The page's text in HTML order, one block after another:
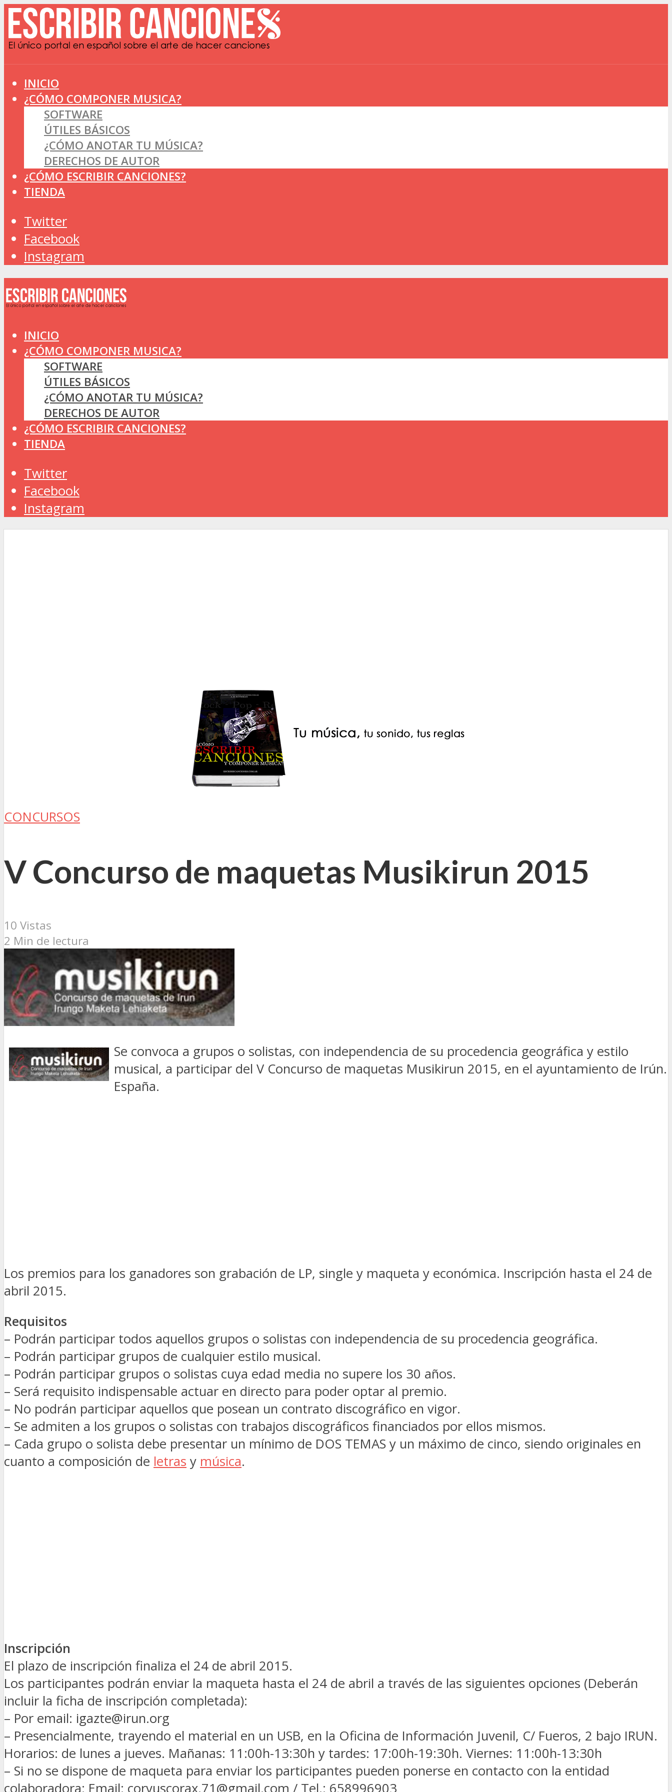
INICIO
¿CÓMO COMPONER MUSICA?
SOFTWARE
ÚTILES BÁSICOS
¿CÓMO ANOTAR TU MÚSICA?
DERECHOS DE AUTOR
¿CÓMO ESCRIBIR CANCIONES?
TIENDA
Twitter
Facebook
Instagram
INICIO
¿CÓMO COMPONER MUSICA?
SOFTWARE
ÚTILES BÁSICOS
¿CÓMO ANOTAR TU MÚSICA?
DERECHOS DE AUTOR
¿CÓMO ESCRIBIR CANCIONES?
TIENDA
Twitter
Facebook
Instagram
CONCURSOS
V Concurso de maquetas Musikirun 2015
10 Vistas
2 Min de lectura
Se convoca a grupos o solistas, con independencia de su procedencia geográfica y estilo
musical, a participar del V Concurso de maquetas Musikirun 2015, en el ayuntamiento de Irún.
España.
Los premios para los ganadores son grabación de LP, single y maqueta y económica. Inscripción hasta el 24 de
abril 2015.
Requisitos
– Podrán participar todos aquellos grupos o solistas con independencia de su procedencia geográfica.
– Podrán participar grupos de cualquier estilo musical.
– Podrán participar grupos o solistas cuya edad media no supere los 30 años.
– Será requisito indispensable actuar en directo para poder optar al premio.
– No podrán participar aquellos que posean un contrato discográfico en vigor.
– Se admiten a los grupos o solistas con trabajos discográficos financiados por ellos mismos.
– Cada grupo o solista debe presentar un mínimo de DOS TEMAS y un máximo de cinco, siendo originales en
cuanto a composición de letras y música.
Inscripción
El plazo de inscripción finaliza el 24 de abril 2015.
Los participantes podrán enviar la maqueta hasta el 24 de abril a través de las siguientes opciones (Deberán
incluir la ficha de inscripción completada):
– Por email: igazte@irun.org
– Presencialmente, trayendo el material en un USB, en la Oficina de Información Juvenil, C/ Fueros, 2 bajo IRUN.
Horarios: de lunes a jueves. Mañanas: 11:00h-13:30h y tardes: 17:00h-19:30h. Viernes: 11:00h-13:30h
– Si no se dispone de maqueta para enviar los participantes pueden ponerse en contacto con la entidad
colaboradora: Email: corvuscorax.71@gmail.com / Tel.: 658996903